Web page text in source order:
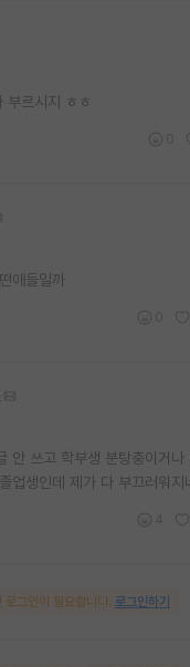
부르시지 ㅎㅎ
애들일까
안 쓰고 학부생 분탕충이거나
업생인데 제가 다 부끄러워지
로그인이 필요합니다. 로그인하기